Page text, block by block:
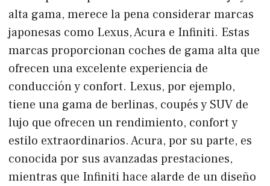
alta gama, merece la pena considerar marcas
japonesas como Lexus, Acura e Infiniti. Estas
marcas proporcionan coches de gama alta que
ofrecen una excelente experiencia de
conducción y confort. Lexus, por ejemplo,
tiene una gama de berlinas, coupés y SUV de
lujo que ofrecen un rendimiento, confort y
estilo extraordinarios. Acura, por su parte, es
conocida por sus avanzadas prestaciones,
mientras que Infiniti hace alarde de un diseño